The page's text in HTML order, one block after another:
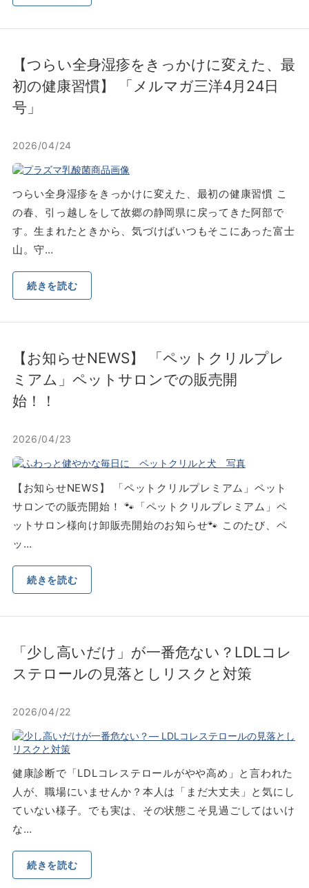
【つらい全⾝湿疹をきっかけに変えた、最
初の健康習慣】 「メルマガ三洋4⽉24⽇
号」
2026/04/24
つらい全⾝湿疹をきっかけに変えた、最初の健康習慣 こ
の春、引っ越しをして故郷の静岡県に戻ってきた阿部で
す。⽣まれたときから、気づけばいつもそこにあった富⼠
⼭。守…
続きを読む
【お知らせNEWS】 「ペットクリルプレ
ミアム」ペットサロンでの販売開
始！！
2026/04/23
【お知らせNEWS】 「ペットクリルプレミアム」ペット
サロンでの販売開始！ 🐾「ペットクリルプレミアム」ペ
ットサロン様向け卸販売開始のお知らせ🐾 このたび、ペ
ッ…
続きを読む
「少し高いだけ」が一番危ない？LDLコレ
ステロールの見落としリスクと対策
2026/04/22
健康診断で「LDLコレステロールがやや高め」と言われた
人が、職場にいませんか？本人は「まだ大丈夫」と気にし
ていない様子。でも実は、その状態こそ見過ごしてはいけ
な…
続きを読む